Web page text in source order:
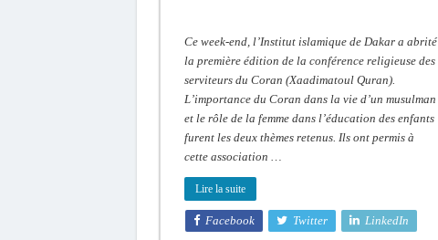
son
importance
la
d’un
musulman:
« Xaadimatoul
Quran »
à
tous
les
Ce week-end, l’Institut islamique de Dakar a abrité
la première édition de la conférence religieuse des
serviteurs du Coran (Xaadimatoul Quran).
L’importance du Coran dans la vie d’un musulman
et le rôle de la femme dans l’éducation des enfants
furent les deux thèmes retenus. Ils ont permis à
cette association …
Lire la suite
Facebook Twitter LinkedIn